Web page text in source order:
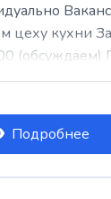
цеху кухни
(обсуждаем)
Подробнее